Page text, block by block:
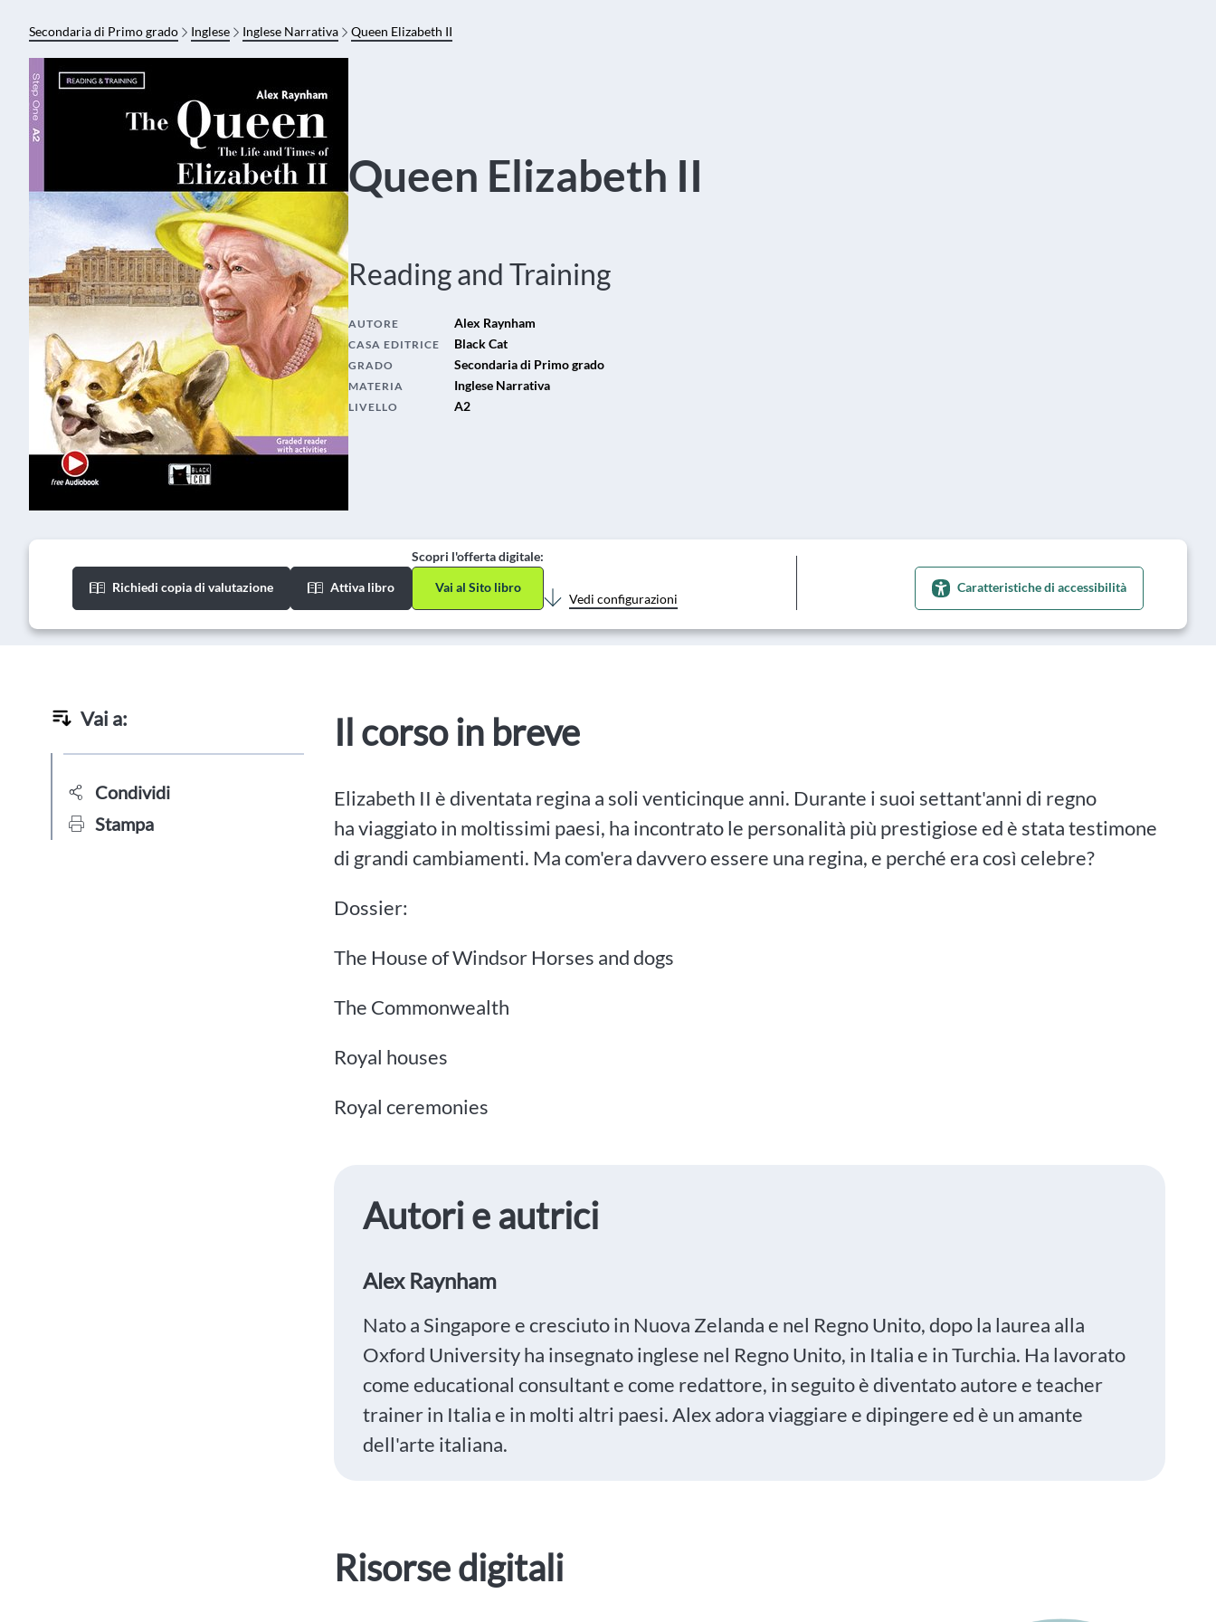
Secondaria di Primo grado Inglese Inglese Narrativa Queen Elizabeth II
Queen Elizabeth II
Reading and Training
AUTORE Alex Raynham
CASA EDITRICE Black Cat
GRADO Secondaria di Primo grado
MATERIA Inglese Narrativa
LIVELLO A2
Richiedi copia di valutazione Attiva libro
Scopri l'offerta digitale:
Vai al Sito libro
Vedi configurazioni
Caratteristiche di accessibilità
Vai a:
Condividi
Stampa
Il corso in breve
Elizabeth II è diventata regina a soli venticinque anni. Durante i suoi settant'anni di regno
ha viaggiato in moltissimi paesi, ha incontrato le personalità più prestigiose ed è stata testimone
di grandi cambiamenti. Ma com'era davvero essere una regina, e perché era così celebre?
Dossier:
The House of Windsor Horses and dogs
The Commonwealth
Royal houses
Royal ceremonies
Autori e autrici
Alex Raynham
Nato a Singapore e cresciuto in Nuova Zelanda e nel Regno Unito, dopo la laurea alla
Oxford University ha insegnato inglese nel Regno Unito, in Italia e in Turchia. Ha lavorato
come educational consultant e come redattore, in seguito è diventato autore e teacher
trainer in Italia e in molti altri paesi. Alex adora viaggiare e dipingere ed è un amante
dell'arte italiana.
Risorse digitali